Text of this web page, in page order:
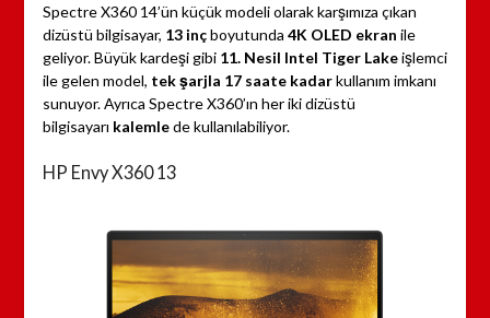
Spectre X360 14’ün küçük modeli olarak karşımıza çıkan
dizüstü bilgisayar, 13 inçboyutunda 4K OLED ekran ile
geliyor. Büyük kardeşi gibi 11. Nesil Intel Tiger Lakeişlemci
ile gelen model, tek şarjla 17 saate kadarkullanım imkanı
sunuyor. Ayrıca Spectre X360’ın her iki dizüstü
bilgisayarı kalemlede kullanılabiliyor.
HP Envy X360 13